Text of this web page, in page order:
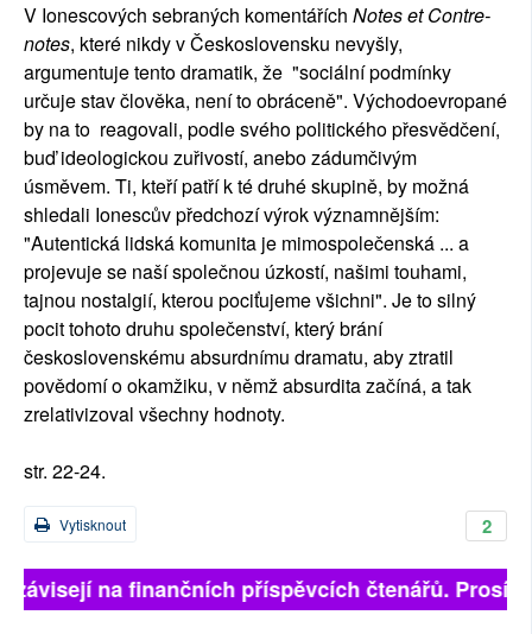
V Ionescových sebraných komentářích Notes et Contre-
notes, které nikdy v Československu nevyšly,
argumentuje tento dramatik, že "sociální podmínky
určuje stav člověka, není to obráceně". Východoevropané
by na to reagovali, podle svého politického přesvědčení,
buď ideologickou zuřivostí, anebo zádumčivým
úsměvem. Ti, kteří patří k té druhé skupině, by možná
shledali Ionescův předchozí výrok významnějším:
"Autentická lidská komunita je mimospolečenská ... a
projevuje se naší společnou úzkostí, našimi touhami,
tajnou nostalgií, kterou pociťujeme všichni". Je to silný
pocit tohoto druhu společenství, který brání
československému absurdnímu dramatu, aby ztratil
povědomí o okamžiku, v němž absurdita začíná, a tak
zrelativizoval všechny hodnoty.
str. 22-24.
2
Vytisknout
na finančních příspěvcích čtenářů.